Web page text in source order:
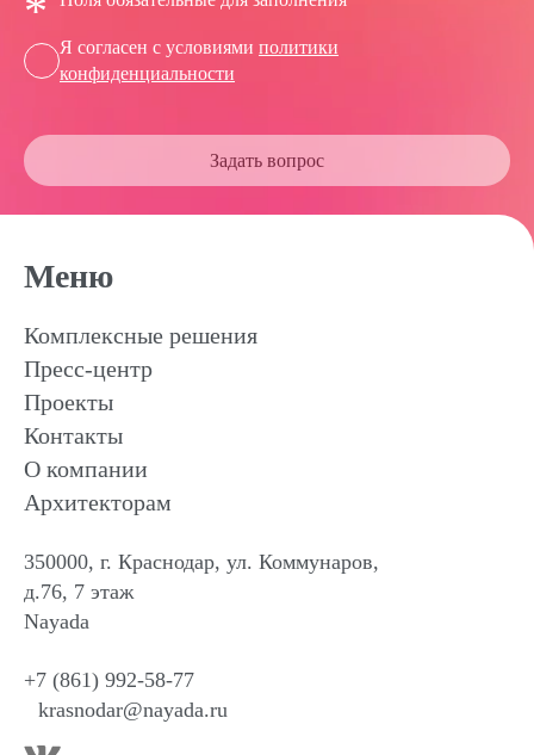
Задать вопрос
Я согласен с условиями политики
конфиденциальности
Меню
Комплексные решения
Пресс-центр
Проекты
Контакты
О компании
Архитекторам
350000, г. Краснодар, ул. Коммунаров,
д.76, 7 этаж
Nayada
+7 (861) 992-58-77
krasnodar@nayada.ru